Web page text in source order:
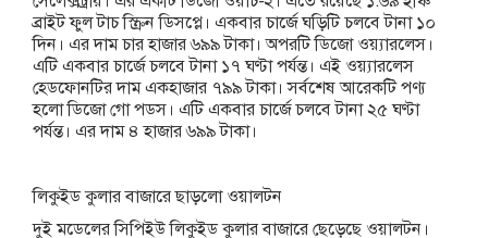
ব্রাইট ফুল টাচ স্ক্রিন ডিসপ্লে। একবার চার্জে ঘড়িটি চলবে টানা ১০
দিন। এর দাম চার হাজার ৬৯৯ টাকা। অপরটি ডিজো ওয়্যারলেস।
এটি একবার চার্জে চলবে টানা ১৭ ঘণ্টা পর্যন্ত। এই ওয়্যারলেস
হেডফোনটির দাম একহাজার ৭৯৯ টাকা। সর্বশেষ আরেকটি পণ্য
হলো ডিজো গো পডস। এটি একবার চার্জে চলবে টানা ২৫ ঘণ্টা
পর্যন্ত। এর দাম ৪ হাজার ৬৯৯ টাকা।
লিকুইড কুলার বাজারে ছাড়লো ওয়ালটন
দুই মডেলের সিপিইউ লিকুইড কুলার বাজারে ছেড়েছে ওয়ালটন।